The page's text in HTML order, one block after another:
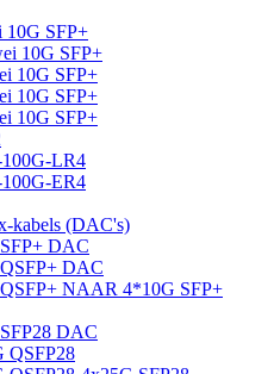
10G SFP+
10G SFP+
10G SFP+
10G SFP+
10G SFP+
LR4
ER4
kabels (DAC's)
DAC
DAC
QSFP+ NAAR 4*10G SFP+
DAC
QSFP28